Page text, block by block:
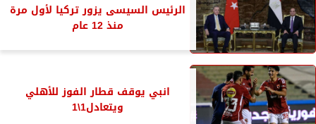
الرئيس السيسى يزور تركيا لأول مرة
منذ 12 عام
انبي يوقف قطار الفوز للأهلي
ويتعادل1\1